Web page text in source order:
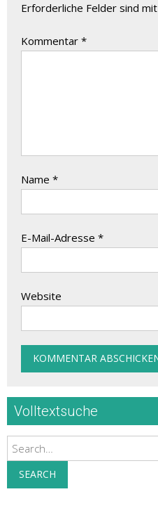
Erforderliche Felder sind mit
Kommentar *
Name *
E-Mail-Adresse *
Website
Volltextsuche
Search
SEARCH